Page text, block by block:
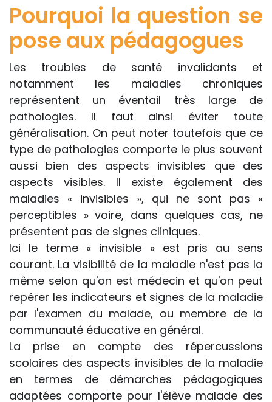
Pourquoi la question se
pose aux pédagogues
Les troubles de santé invalidants et
notamment les maladies chroniques
représentent un éventail très large de
pathologies. Il faut ainsi éviter toute
généralisation. On peut noter toutefois que ce
type de pathologies comporte le plus souvent
aussi bien des aspects invisibles que des
aspects visibles. Il existe également des
maladies « invisibles », qui ne sont pas «
perceptibles » voire, dans quelques cas, ne
présentent pas de signes cliniques.
Ici le terme « invisible » est pris au sens
courant. La visibilité de la maladie n'est pas la
même selon qu'on est médecin et qu'on peut
repérer les indicateurs et signes de la maladie
par l'examen du malade, ou membre de la
communauté éducative en général.
La prise en compte des répercussions
scolaires des aspects invisibles de la maladie
en termes de démarches pédagogiques
adaptées comporte pour l'élève malade des
responsabilité, car ils disposent de tous
les paramètres spécifiques d’une
situation particulière pour prendre leurs
décisions, ce qui ne peut être le cas des
rédacteurs des fiches, qui sont
évidemment dans l’impossibilité de les
apprécier in abstracto.